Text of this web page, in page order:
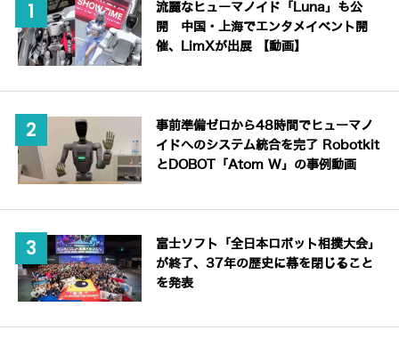
流麗なヒューマノイド「Luna」も公
開 中国・上海でエンタメイベント開
催、LimXが出展 【動画】
事前準備ゼロから48時間でヒューマノ
イドへのシステム統合を完了 Robotkit
とDOBOT「Atom W」の事例動画
富士ソフト「全日本ロボット相撲大会」
が終了、37年の歴史に幕を閉じること
を発表